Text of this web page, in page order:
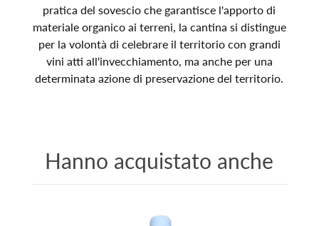
pratica del sovescio che garantisce l'apporto di
materiale organico ai terreni, la cantina si distingue
per la volontà di celebrare il territorio con grandi
vini atti all'invecchiamento, ma anche per una
determinata azione di preservazione del territorio.
Hanno acquistato anche